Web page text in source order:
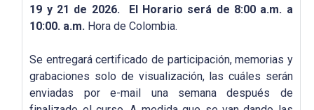
19 y 21 de 2026. El Horario será de 8:00 a.m. a
10:00. a.m. Hora de Colombia.
Se entregará certificado de participación, memorias y
grabaciones solo de visualización, las cuáles serán
enviadas por e-mail una semana después de